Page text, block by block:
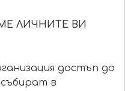
ЛИЧНИТЕ ВИ
достъп до
в